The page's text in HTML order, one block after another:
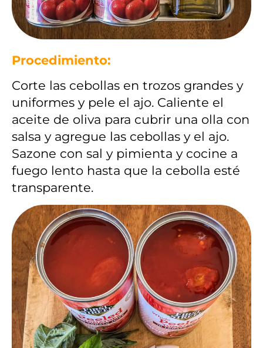
Procedimiento:
Corte las cebollas en trozos grandes y
uniformes y pele el ajo. Caliente el
aceite de oliva para cubrir una olla con
salsa y agregue las cebollas y el ajo.
Sazone con sal y pimienta y cocine a
fuego lento hasta que la cebolla esté
transparente.